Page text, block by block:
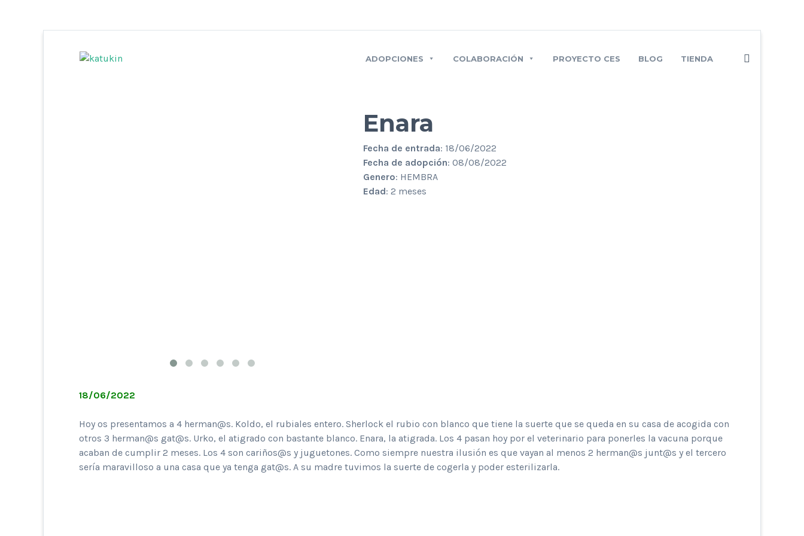
ADOPCIONES COLABORACIÓN PROYECTO CES BLOG TIENDA
Enara
Fecha de entrada: 18/06/2022
Fecha de adopción: 08/08/2022
Genero: HEMBRA
Edad: 2 meses
18/06/2022
Hoy os presentamos a 4 herman@s. Koldo, el rubiales entero. Sherlock el rubio con blanco que tiene la suerte que se queda en su casa de acogida con
otros 3 herman@s gat@s. Urko, el atigrado con bastante blanco. Enara, la atigrada. Los 4 pasan hoy por el veterinario para ponerles la vacuna porque
acaban de cumplir 2 meses. Los 4 son cariños@s y juguetones. Como siempre nuestra ilusión es que vayan al menos 2 herman@s junt@s y el tercero
sería maravilloso a una casa que ya tenga gat@s. A su madre tuvimos la suerte de cogerla y poder esterilizarla.